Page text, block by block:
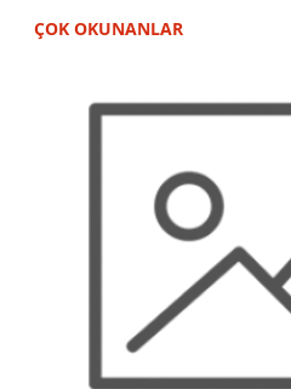
ÇOK OKUNANLAR